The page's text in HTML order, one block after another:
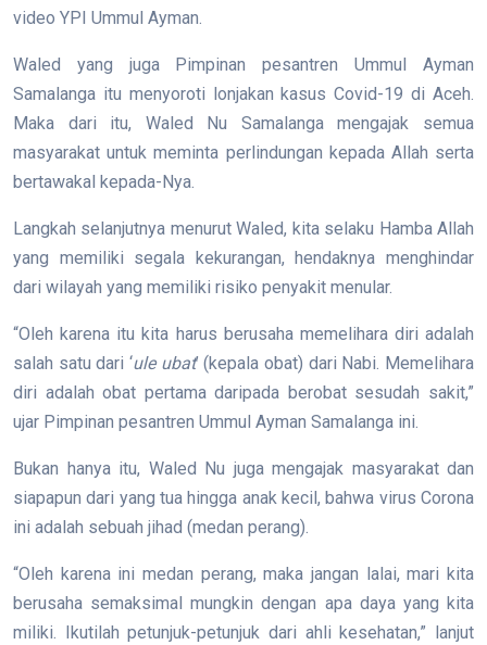
video YPI Ummul Ayman.
Waled yang juga Pimpinan pesantren Ummul Ayman
Samalanga itu menyoroti lonjakan kasus Covid-19 di Aceh.
Maka dari itu, Waled Nu Samalanga mengajak semua
masyarakat untuk meminta perlindungan kepada Allah serta
bertawakal kepada-Nya.
Langkah selanjutnya menurut Waled, kita selaku Hamba Allah
yang memiliki segala kekurangan, hendaknya menghindar
dari wilayah yang memiliki risiko penyakit menular.
“Oleh karena itu kita harus berusaha memelihara diri adalah
salah satu dari ‘ule ubat’ (kepala obat) dari Nabi. Memelihara
diri adalah obat pertama daripada berobat sesudah sakit,”
ujar Pimpinan pesantren Ummul Ayman Samalanga ini.
Bukan hanya itu, Waled Nu juga mengajak masyarakat dan
siapapun dari yang tua hingga anak kecil, bahwa virus Corona
ini adalah sebuah jihad (medan perang).
“Oleh karena ini medan perang, maka jangan lalai, mari kita
berusaha semaksimal mungkin dengan apa daya yang kita
miliki. Ikutilah petunjuk-petunjuk dari ahli kesehatan,” lanjut